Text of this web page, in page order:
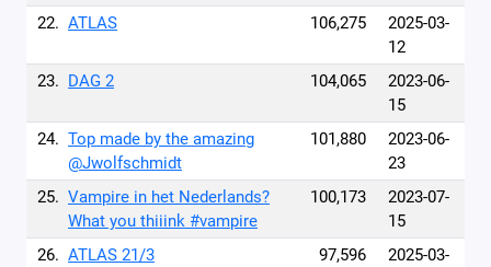
22. ATLAS 106,275
2025-03-
12
23. DAG 2 104,065
2023-06-
15
24. Top made by the amazing
@Jwolfschmidt
101,880
2023-06-
23
25. Vampire in het Nederlands?
What you thiiink #vampire
100,173
2023-07-
15
26. ATLAS 21/3 97,596
2025-03-